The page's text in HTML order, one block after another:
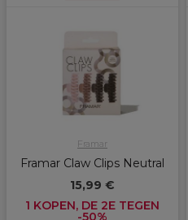
Framar
Framar Claw Clips Neutral
15,99 €
1 KOPEN, DE 2E TEGEN
-50%